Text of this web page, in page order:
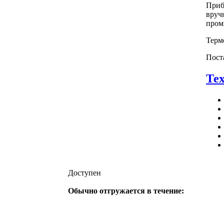
Доступен
Обычно отгружается в течение: